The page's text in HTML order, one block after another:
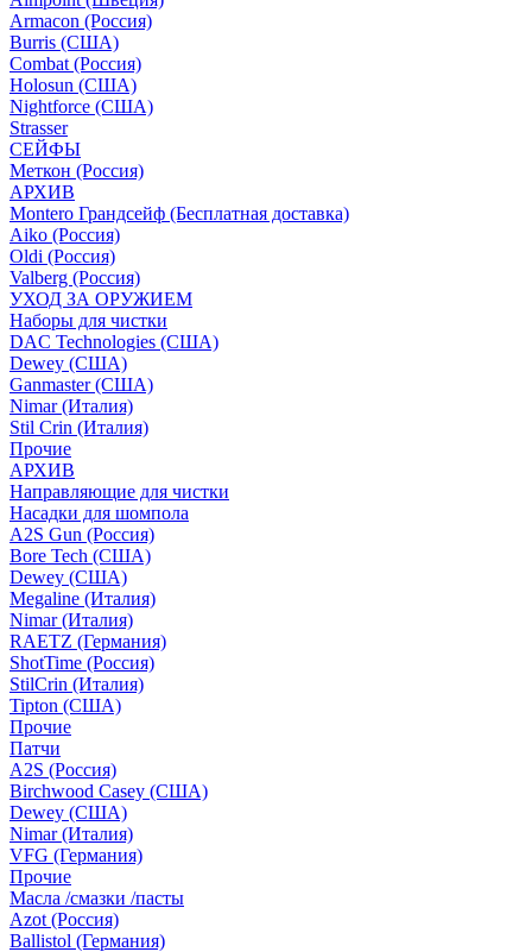
Armacon (Россия)
Burris (США)
Combat (Россия)
Holosun (США)
Nightforce (США)
Strasser
СЕЙФЫ
Меткон (Россия)
АРХИВ
Montero Грандсейф (Бесплатная доставка)
Aiko (Россия)
Oldi (Россия)
Valberg (Россия)
УХОД ЗА ОРУЖИЕМ
Наборы для чистки
DAC Technologies (США)
Dewey (США)
Ganmaster (США)
Nimar (Италия)
Stil Crin (Италия)
Прочие
АРХИВ
Направляющие для чистки
Насадки для шомпола
A2S Gun (Россия)
Bore Tech (США)
Dewey (США)
Megaline (Италия)
Nimar (Италия)
RAETZ (Германия)
ShotTime (Россия)
StilCrin (Италия)
Tipton (США)
Прочие
Патчи
A2S (Россия)
Birchwood Casey (США)
Dewey (США)
Nimar (Италия)
VFG (Германия)
Прочие
Масла /смазки /пасты
Azot (Россия)
Ballistol (Германия)